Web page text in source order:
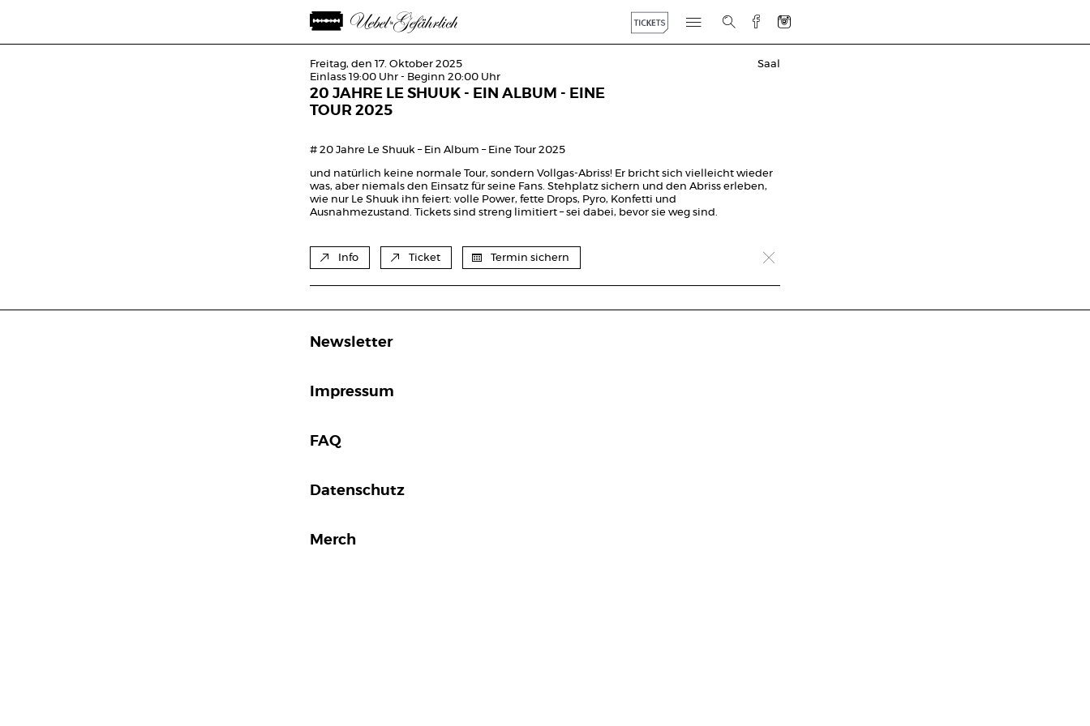
Freitag, den 17. Oktober 2025
Einlass 19:00 Uhr - Beginn 20:00 Uhr
20 JAHRE LE SHUUK - EIN ALBUM - EINE
TOUR 2025
Saal
# 20 Jahre Le Shuuk – Ein Album – Eine Tour 2025
und natürlich keine normale Tour, sondern Vollgas-Abriss! Er bricht sich vielleicht wieder
was, aber niemals den Einsatz für seine Fans. Stehplatz sichern und den Abriss erleben,
wie nur Le Shuuk ihn feiert: volle Power, fette Drops, Pyro, Konfetti und
Ausnahmezustand. Tickets sind streng limitiert – sei dabei, bevor sie weg sind.
Info Ticket Termin sichern
Newsletter
Impressum
FAQ
Datenschutz
Merch